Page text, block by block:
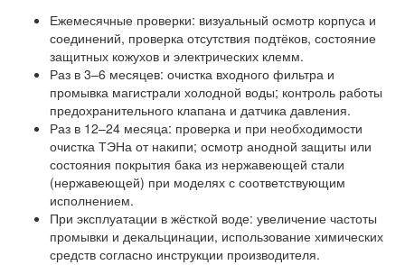
Ежемесячные проверки: визуальный осмотр корпуса и
соединений, проверка отсутствия подтёков, состояние
защитных кожухов и электрических клемм.
Раз в 3–6 месяцев: очистка входного фильтра и
промывка магистрали холодной воды; контроль работы
предохранительного клапана и датчика давления.
Раз в 12–24 месяца: проверка и при необходимости
очистка ТЭНа от накипи; осмотр анодной защиты или
состояния покрытия бака из нержавеющей стали
(нержавеющей) при моделях с соответствующим
исполнением.
При эксплуатации в жёсткой воде: увеличение частоты
промывки и декальцинации, использование химических
средств согласно инструкции производителя.